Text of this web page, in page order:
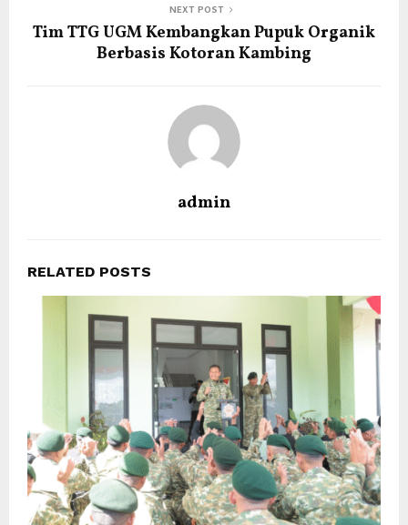
NEXT POST
Tim TTG UGM Kembangkan Pupuk Organik
Berbasis Kotoran Kambing
admin
RELATED POSTS